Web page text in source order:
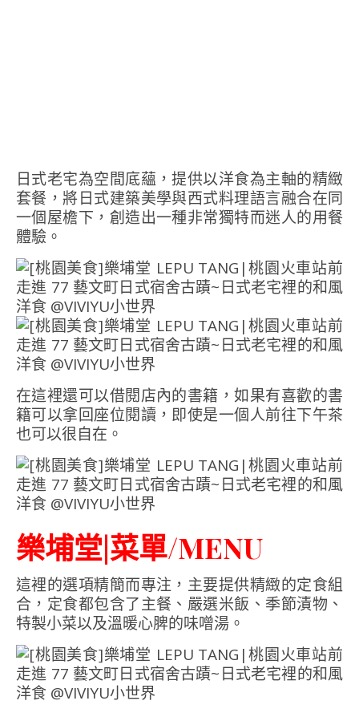
日式老宅為空間底蘊，提供以洋食為主軸的精緻
套餐，將日式建築美學與西式料理語言融合在同
一個屋檐下，創造出一種非常獨特而迷人的用餐
體驗。
在這裡還可以借閱店內的書籍，如果有喜歡的書
籍可以拿回座位閱讀，即使是一個人前往下午茶
也可以很自在。
樂埔堂|菜單/MENU
這裡的選項精簡而專注，主要提供精緻的定食組
合，定食都包含了主餐、嚴選米飯、季節漬物、
特製小菜以及溫暖心脾的味噌湯。